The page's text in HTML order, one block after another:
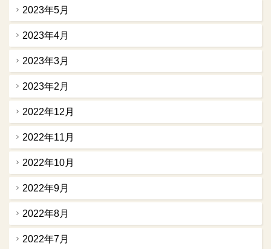
2023年5月
2023年4月
2023年3月
2023年2月
2022年12月
2022年11月
2022年10月
2022年9月
2022年8月
2022年7月